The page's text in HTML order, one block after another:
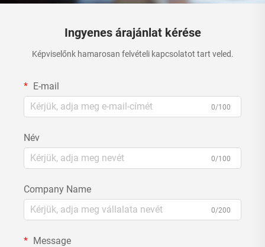
Ingyenes árajánlat kérése
Képviselőnk hamarosan felvételi kapcsolatot tart veled.
E-mail
0/100
Név
0/100
Company Name
0/200
Message